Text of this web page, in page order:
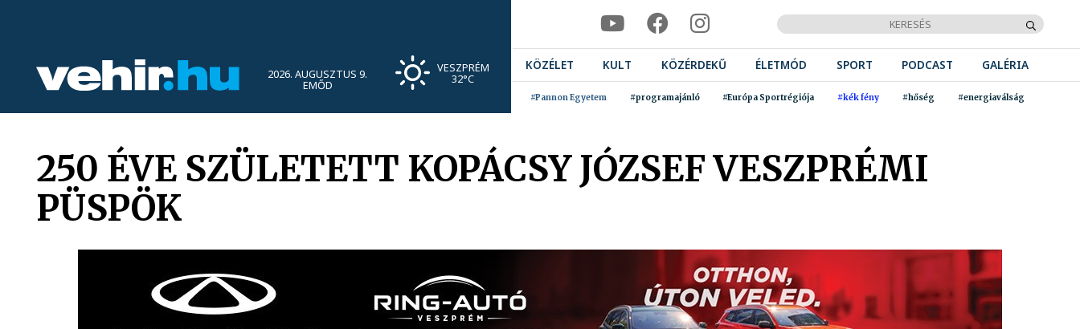
2026. AUGUSZTUS 9.
EMŐD
VESZPRÉM
32°C
KÖZÉLET KULT KÖZÉRDEKŰ ÉLETMÓD SPORT PODCAST GALÉRIA
#Pannon Egyetem #programajánló #Európa Sportrégiója #kék fény #hőség #energiaválság
250 ÉVE SZÜLETETT KOPÁCSY JÓZSEF VESZPRÉMI
PÜSPÖK